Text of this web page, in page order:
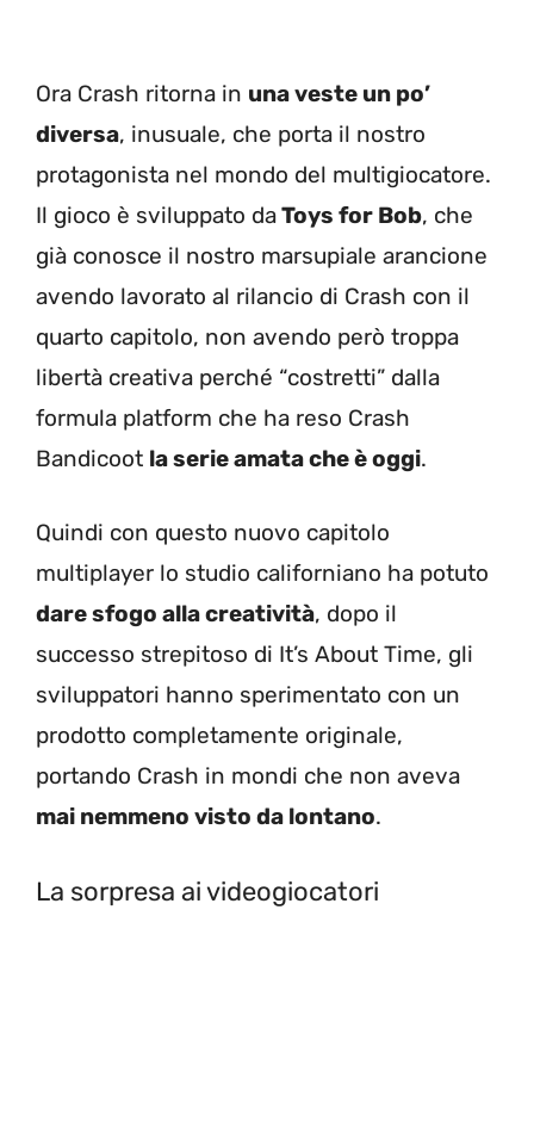
Ora Crash ritorna in una veste un po’
diversa, inusuale, che porta il nostro
protagonista nel mondo del multigiocatore.
Il gioco è sviluppato daToys for Bob, che
già conosce il nostro marsupiale arancione
avendo lavorato al rilancio di Crash con il
quarto capitolo, non avendo però troppa
libertà creativa perché “costretti” dalla
formula platform che ha reso Crash
Bandicoot la serie amata che è oggi.
Quindi con questo nuovo capitolo
multiplayer lo studio californiano ha potuto
dare sfogo alla creatività, dopo il
successo strepitoso di It’s About Time, gli
sviluppatori hanno sperimentato con un
prodotto completamente originale,
portando Crash in mondi che non aveva
mai nemmeno visto da lontano.
La sorpresa ai videogiocatori